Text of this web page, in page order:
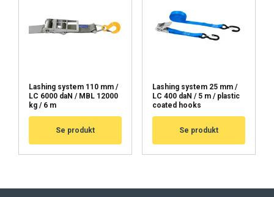
Lashing system 110 mm /
LC 6000 daN / MBL 12000
kg / 6 m
Se produkt
Lashing system 25 mm /
LC 400 daN / 5 m / plastic
coated hooks
Se produkt